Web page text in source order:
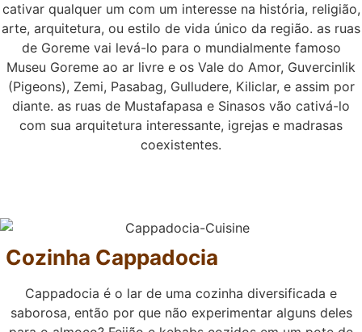
cativar qualquer um com um interesse na história, religião,
arte, arquitetura, ou estilo de vida único da região. as ruas
de Goreme vai levá-lo para o mundialmente famoso
Museu Goreme ao ar livre e os Vale do Amor, Guvercinlik
(Pigeons), Zemi, Pasabag, Gulludere, Kiliclar, e assim por
diante. as ruas de Mustafapasa e Sinasos vão cativá-lo
com sua arquitetura interessante, igrejas e madrasas
coexistentes.
Cozinha Cappadocia
Cappadocia é o lar de uma cozinha diversificada e
saborosa, então por que não experimentar alguns deles